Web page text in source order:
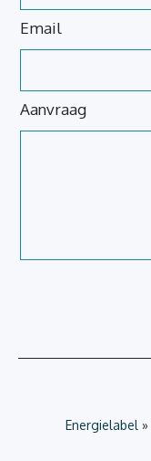
blanco
Email
Aanvraag
Energielabel »